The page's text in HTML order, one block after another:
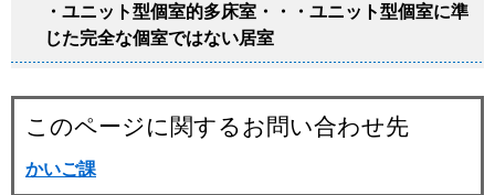
・ユニット型個室的多床室・・・ユニット型個室に準
じた完全な個室ではない居室
このページに関するお問い合わせ先
かいご課